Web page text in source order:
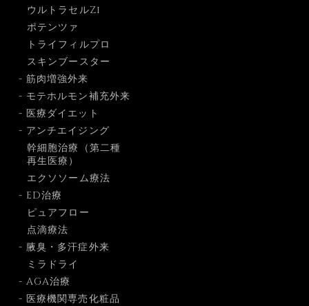
ウルトラセルZi
ポテンツァ
トライフィルプロ
スキンブースター
- 筋肉増強外来
- モテホルモン補充外来
- 医療ダイエット
- アンチエイジング
幹細胞治療（第二種
再生医療）
エクソソーム療法
- ED治療
ピュアフロー
点滴療法
- 腋臭・多汗症外来
ミラドライ
- AGA治療
- 医療機関専売化粧品